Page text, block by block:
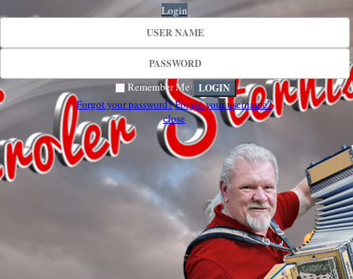
Login
Remember Me
Forgot your password?Forgot your username?
close